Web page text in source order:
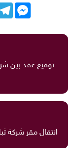
توقيع عقد بين
انتقال مقر شركة